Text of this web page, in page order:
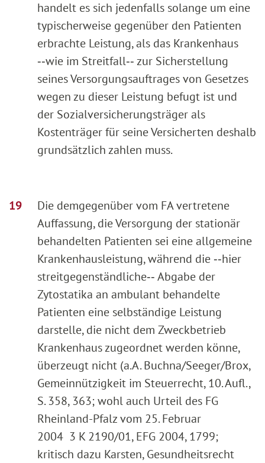
handelt es sich jedenfalls solange um eine
typischerweise gegenüber den Patienten
erbrachte Leistung, als das Krankenhaus
‑‑wie im Streitfall‑‑ zur Sicherstellung
seines Versorgungsauftrages von Gesetzes
wegen zu dieser Leistung befugt ist und
der Sozialversicherungsträger als
Kostenträger für seine Versicherten deshalb
grundsätzlich zahlen muss.
Die demgegenüber vom FA vertretene
Auffassung, die Versorgung der stationär
behandelten Patienten sei eine allgemeine
Krankenhausleistung, während die ‑‑hier
streitgegenständliche‑‑ Abgabe der
Zytostatika an ambulant behandelte
Patienten eine selbständige Leistung
darstelle, die nicht dem Zweckbetrieb
Krankenhaus zugeordnet werden könne,
überzeugt nicht (a.A. Buchna/Seeger/Brox,
Gemeinnützigkeit im Steuerrecht, 10. Aufl.,
S. 358, 363; wohl auch Urteil des FG
Rheinland-Pfalz vom 25. Februar
2004 3 K 2190/01, EFG 2004, 1799;
kritisch dazu Karsten, Gesundheitsrecht